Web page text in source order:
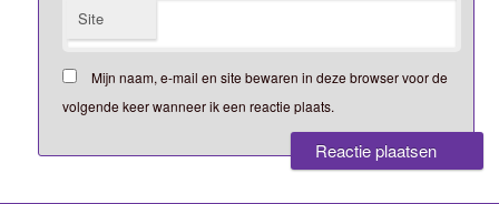
Site
Mijn naam, e-mail en site bewaren in deze browser voor de
volgende keer wanneer ik een reactie plaats.